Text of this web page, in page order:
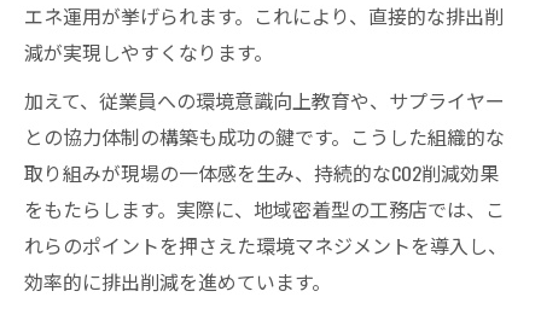
エネ運用が挙げられます。これにより、直接的な排出削
減が実現しやすくなります。
加えて、従業員への環境意識向上教育や、サプライヤー
との協力体制の構築も成功の鍵です。こうした組織的な
取り組みが現場の一体感を生み、持続的なCO2削減効果
をもたらします。実際に、地域密着型の工務店では、こ
れらのポイントを押さえた環境マネジメントを導入し、
効率的に排出削減を進めています。